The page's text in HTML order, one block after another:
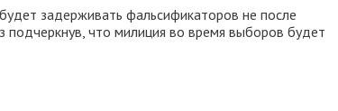
задерживать фальсификаторов не после
что милиция во время выборов будет